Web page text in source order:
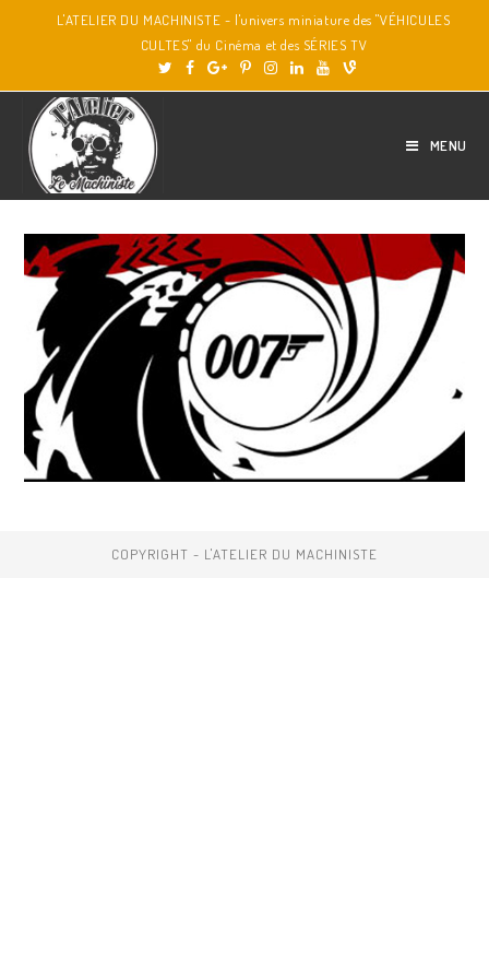
L'ATELIER DU MACHINISTE - l'univers miniature des "VÉHICULES
CULTES" du Cinéma et des SÉRIES TV
MENU
COPYRIGHT - L'ATELIER DU MACHINISTE